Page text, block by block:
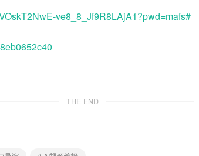
ve8_8_Jf9R8LAjA1?pwd=mafs#
THE END